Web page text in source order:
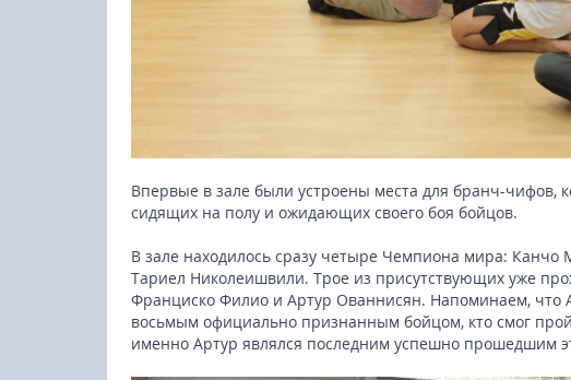
Впервые в зале были устроены места для бранч-чифов,
сидящих на полу и ожидающих своего боя бойцов.
В зале находилось сразу четыре Чемпиона мира:
Тариел Николеишвили. Трое из присутствующих уже
Франциско Филио и Артур Ованнисян. Напоминаем, что
восьмым официально признанным бойцом, кто смог
именно Артур являлся последним успешно прошедшим